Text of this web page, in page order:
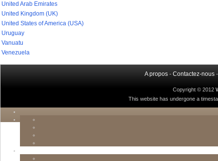
United Arab Emirates
United Kingdom (UK)
United States of America (USA)
Uruguay
Vanuatu
Venezuela
A propos - Contactez-nous
Copyright © 2012
This website has undergone a